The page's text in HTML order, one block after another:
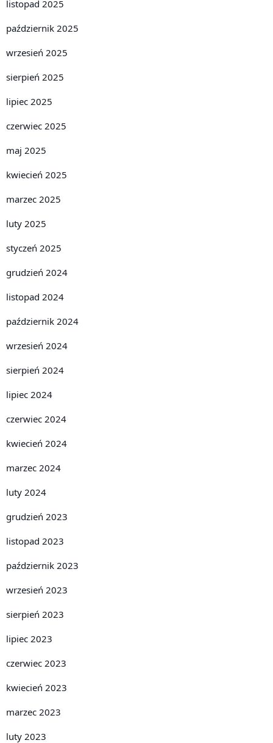
listopad 2025
październik 2025
wrzesień 2025
sierpień 2025
lipiec 2025
czerwiec 2025
maj 2025
kwiecień 2025
marzec 2025
luty 2025
styczeń 2025
grudzień 2024
listopad 2024
październik 2024
wrzesień 2024
sierpień 2024
lipiec 2024
czerwiec 2024
kwiecień 2024
marzec 2024
luty 2024
grudzień 2023
listopad 2023
październik 2023
wrzesień 2023
sierpień 2023
lipiec 2023
czerwiec 2023
kwiecień 2023
marzec 2023
luty 2023